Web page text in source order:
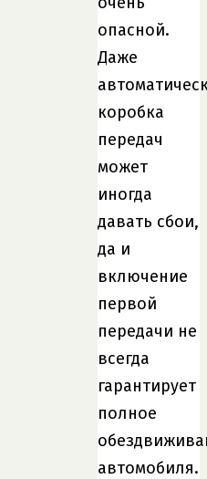
опасной.
Даже
коробка
передач
может
иногда
давать сбои,
да и
включение
первой
передачи не
всегда
гарантирует
полное
автомобиля.